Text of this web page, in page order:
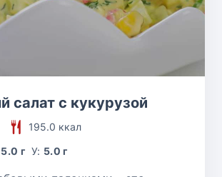
салат с кукурузой
195.0 ккал
г У: 5.0 г